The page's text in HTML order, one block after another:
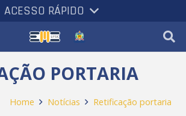
ACESSO RÁPIDO
PORTARIA
Home Notícias Retificação portaria